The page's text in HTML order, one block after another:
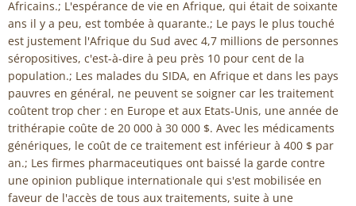
Africains.; L'espérance de vie en Afrique, qui était de soixante
ans il y a peu, est tombée à quarante.; Le pays le plus touché
est justement l'Afrique du Sud avec 4,7 millions de personnes
séropositives, c'est-à-dire à peu près 10 pour cent de la
population.; Les malades du SIDA, en Afrique et dans les pays
pauvres en général, ne peuvent se soigner car les traitement
coûtent trop cher : en Europe et aux Etats-Unis, une année de
trithérapie coûte de 20 000 à 30 000 $. Avec les médicaments
génériques, le coût de ce traitement est inférieur à 400 $ par
an.; Les firmes pharmaceutiques ont baissé la garde contre
une opinion publique internationale qui s'est mobilisée en
faveur de l'accès de tous aux traitements, suite à une